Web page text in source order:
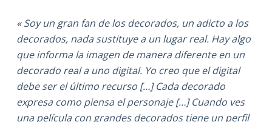
« Soy un gran fan de los decorados, un adicto a los
decorados, nada sustituye a un lugar real. Hay algo
que informa la imagen de manera diferente en un
decorado real a uno digital. Yo creo que el digital
debe ser el último recurso […] Cada decorado
expresa como piensa el personaje […] Cuando ves
una película con grandes decorados tiene un perfil